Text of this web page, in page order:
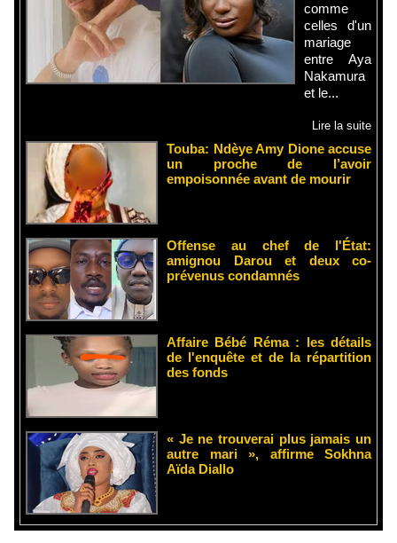
comme
celles d'un
mariage
entre Aya
Nakamura
et le...
Lire la suite
Touba: Ndèye Amy Dione accuse
un proche de l’avoir
empoisonnée avant de mourir
Offense au chef de l'État:
amignou Darou et deux co-
prévenus condamnés
Affaire Bébé Réma : les détails
de l'enquête et de la répartition
des fonds
« Je ne trouverai plus jamais un
autre mari », affirme Sokhna
Aïda Diallo